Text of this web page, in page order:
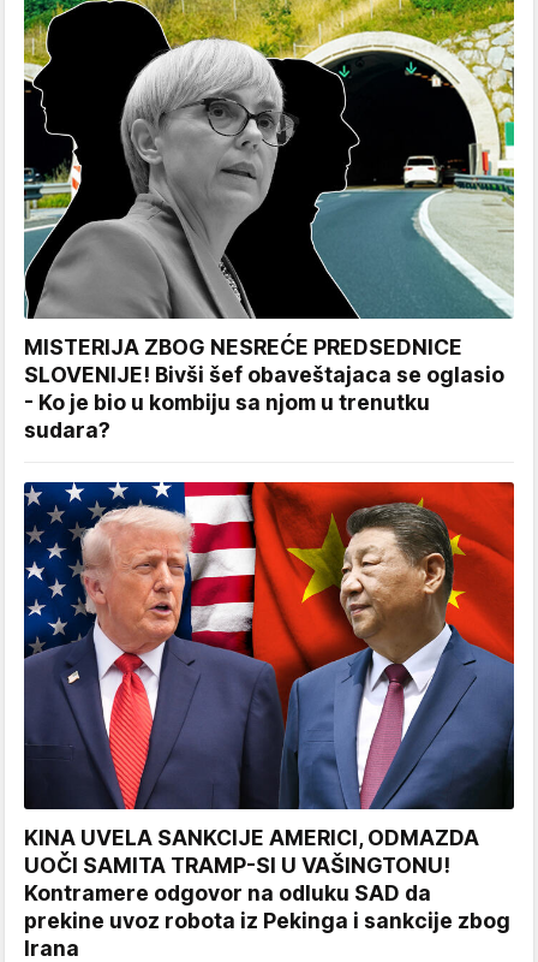
MISTERIJA ZBOG NESREĆE PREDSEDNICE
SLOVENIJE! Bivši šef obaveštajaca se oglasio
- Ko je bio u kombiju sa njom u trenutku
sudara?
KINA UVELA SANKCIJE AMERICI, ODMAZDA
UOČI SAMITA TRAMP-SI U VAŠINGTONU!
Kontramere odgovor na odluku SAD da
prekine uvoz robota iz Pekinga i sankcije zbog
Irana